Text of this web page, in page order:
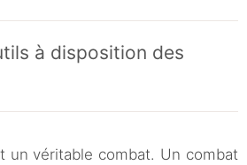
à disposition des
un véritable combat. Un combat